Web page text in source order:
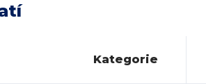
Kategorie